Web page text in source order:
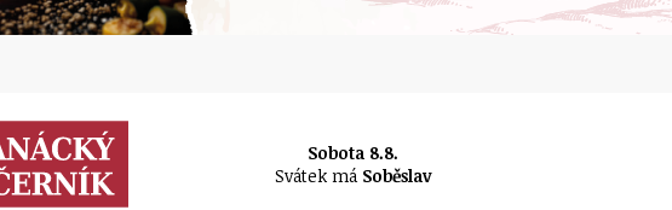
Sobota 8.8.
Svátek má Soběslav